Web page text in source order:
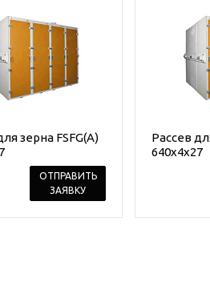
зерна FSFG(A)
ОТПРАВИТЬ
ЗАЯВКУ
Рассев
640x4x27